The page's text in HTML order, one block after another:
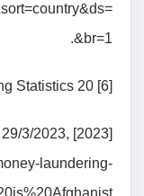
.&br=1
[6] 20 Money Laundering Statistics
29/3/2023,
laundering-